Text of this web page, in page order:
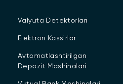
Valyuta Detektorlari
Elektron Kassirlar
Avtomatlashtirilgan
Depozit Mashinalari